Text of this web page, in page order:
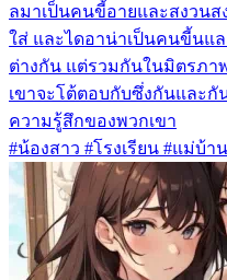
ลมาเป็นคนขี้อายและสงวนส
ใส่ และไดอาน่าเป็นคนขี้น
ต่างกัน แต่รวมกันในมิตรภา
เขาจะโต้ตอบกับซึ่งกันและ
ความรู้สึกของพวกเขา
#น้องสาว #โรงเรียน #แม่บ้า